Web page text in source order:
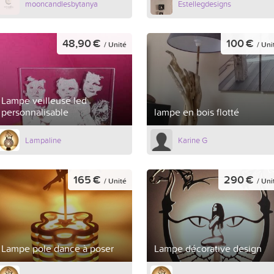
mooncandlesbytanya Estellegdesigns
Lampe veilleuse led
personnalisable
48,90 € / Unité
Lampaline
lampe en bois flotté
100 € /
Karine G
Lampe pole dance à poser
165 € / Unité
Lampe décorative design
290 € /